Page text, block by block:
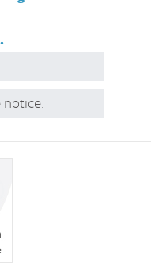
notice.